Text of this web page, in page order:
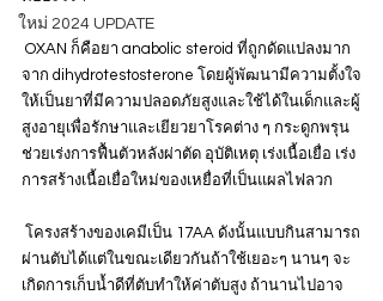
ใหม่ 2024 UPDATE
จาก dihydrotestosterone โดยผู้พัฒนามีความตั้งใจ
ให้เป็นยาที่มีความปลอดภัยสูงและใช้ได้ในเด็กและผู้
สูงอายุเพื่อรักษาและเยียวยาโรคต่าง ๆ กระดูกพรุน
ช่วยเร่งการฟื้นตัวหลังผ่าตัด อุบัติเหตุ เร่งเนื้อเยื่อ เร่ง
การสร้างเนื้อเยื่อใหม่ของเหยื่อที่เป็นแผลไฟลวก
ผ่านตับได้แต่ในขณะเดียวกันถ้าใช้เยอะๆ นานๆ จะ
เกิดการเก็บน้ำดีที่ตับทำให้ค่าตับสูง ถ้านานไปอาจ